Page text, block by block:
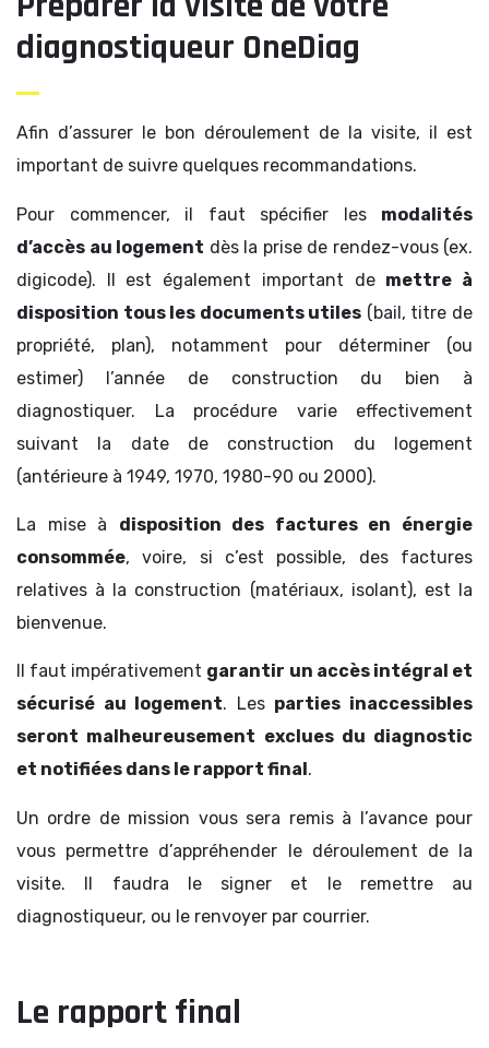
diagnostiqueur OneDiag
Afin d’assurer le bon déroulement de la visite, il est
important de suivre quelques recommandations.
Pour commencer, il faut spécifier les modalités
d’accès au logement dès la prise de rendez-vous (ex.
digicode). Il est également important de mettre à
disposition tous les documents utiles (bail, titre de
propriété, plan), notamment pour déterminer (ou
estimer) l’année de construction du bien à
diagnostiquer. La procédure varie effectivement
suivant la date de construction du logement
(antérieure à 1949, 1970, 1980-90 ou 2000).
La mise à disposition des factures en énergie
consommée, voire, si c’est possible, des factures
relatives à la construction (matériaux, isolant), est la
bienvenue.
Il faut impérativement garantir un accès intégral et
sécurisé au logement. Les parties inaccessibles
seront malheureusement exclues du diagnostic
et notifiées dans le rapport final .
Un ordre de mission vous sera remis à l’avance pour
vous permettre d’appréhender le déroulement de la
visite. Il faudra le signer et le remettre au
diagnostiqueur, ou le renvoyer par courrier.
Le rapport final